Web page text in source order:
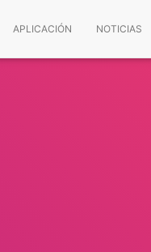
APLICACIÓN NOTICIAS